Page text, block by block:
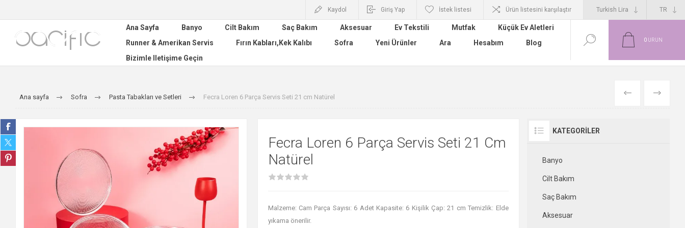
Kaydol Giriş Yap İstek listesi Ürün listesini karşılaştır
Ana Sayfa Banyo Cilt Bakım Saç Bakım Aksesuar Ev Tekstili Mutfak
Küçük Ev Aletleri
Runner & Amerikan Servis
Fırın Kabları,Kek Kalıbı Sofra Yeni Ürünler Ara Hesabım
Blog
Bizimle Iletişime Geçin
0 ÜRÜN
Ana sayfa Sofra Pasta Tabakları ve Setleri Fecra Loren 6 Parça Servis Seti 21 cm Natürel ÖNCEKISONRAKI
Fecra Loren 6 Parça Servis Seti 21 Cm
Natürel
Malzeme: Cam Parça Sayısı: 6 Adet Kapasite: 6 Kişilik Çap: 21 cm Temizlik: Elde
yıkama önerilir.
KATEGORILER
Banyo
Cilt Bakım
Saç Bakım
Aksesuar